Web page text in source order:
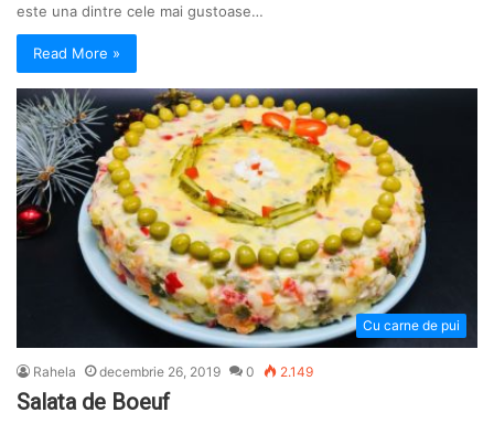
este una dintre cele mai gustoase…
Read More »
Cu carne de pui
Rahela decembrie 26, 2019 0 2.149
Salata de Boeuf